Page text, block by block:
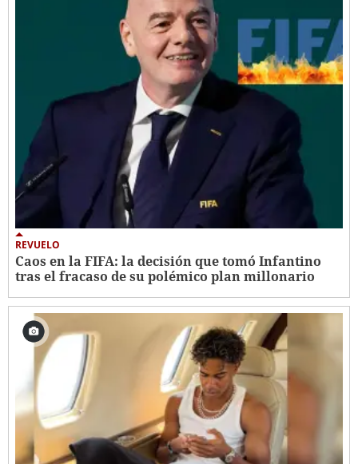
REVUELO
Caos en la FIFA: la decisión que tomó Infantino
tras el fracaso de su polémico plan millonario